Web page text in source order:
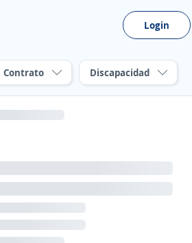
Login
Contrato Discapacidad